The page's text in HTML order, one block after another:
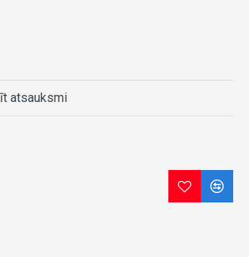
atsauksmi